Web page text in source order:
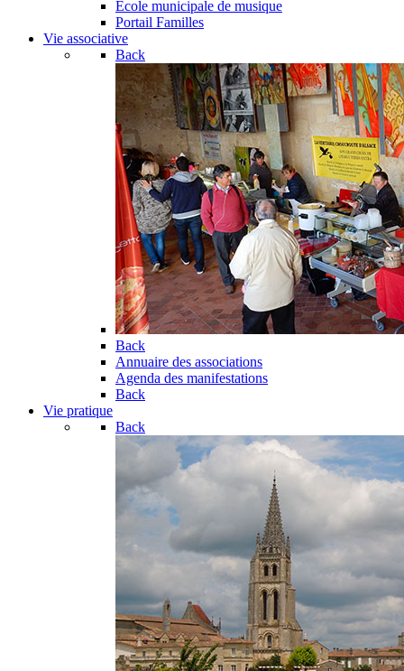
Ecole municipale de musique
Portail Familles
Vie associative
Back
Back
Annuaire des associations
Agenda des manifestations
Back
Vie pratique
Back